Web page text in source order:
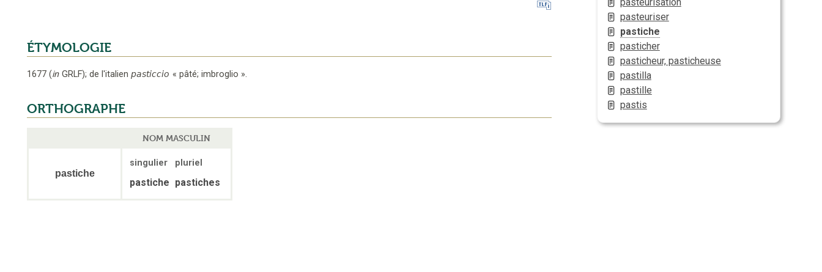
ÉTYMOLOGIE
1677 (in GRLF); de l'italien pasticcio « pâté; imbroglio ».
ORTHOGRAPHE
NOM MASCULIN
pastiche
singulier pluriel
pastiche pastiches
pasteuriser
pastiche
pasticher
pasticheur, pasticheuse
pastilla
pastille
pastis